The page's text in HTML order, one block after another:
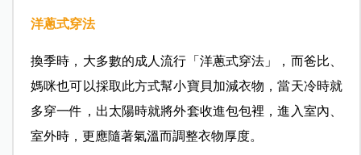
洋蔥式穿法
換季時，大多數的成人流行「洋蔥式穿法」，而爸比、
媽咪也可以採取此方式幫小寶貝加減衣物，當天冷時就
多穿一件，出太陽時就將外套收進包包裡，進入室內、
室外時，更應隨著氣溫而調整衣物厚度。